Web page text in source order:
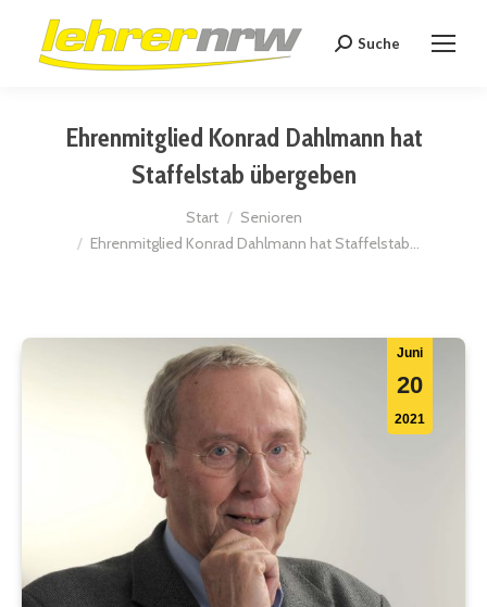
Search:
Suche
Ehrenmitglied Konrad Dahlmann hat
Staffelstab übergeben
Start
Senioren
Ehrenmitglied Konrad Dahlmann hat Staffelstab…
Juni
20
2021